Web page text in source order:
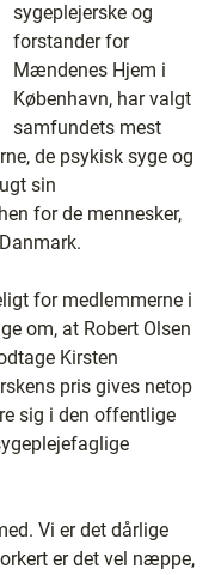
sygeplejerske og
forstander for
Mændenes Hjem i
København, har valgt
samfundets mest
de psykisk syge og
sin
for de mennesker,
for medlemmerne i
om, at Robert Olsen
Kirsten
pris gives netop
sig i den offentlige
Vi er det dårlige
er det vel næppe,